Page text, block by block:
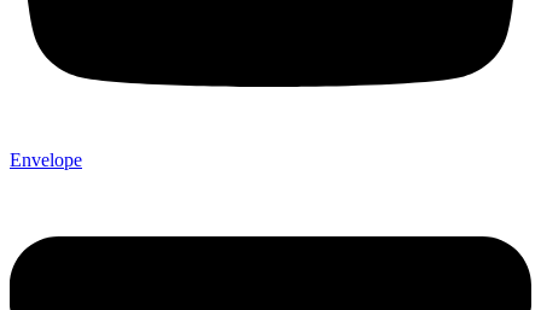
Envelope